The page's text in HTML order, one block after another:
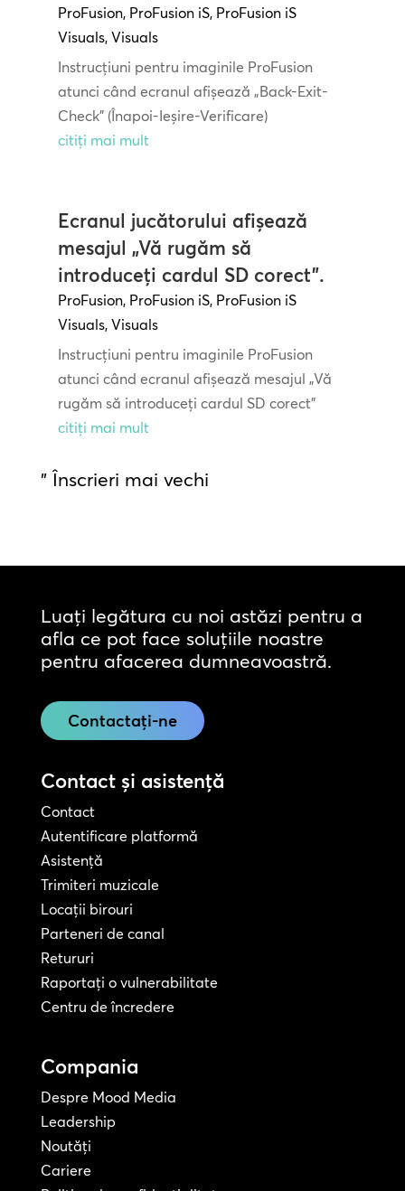
ProFusion, ProFusion iS, ProFusion iS
Visuals, Visuals
Instrucțiuni pentru imaginile ProFusion
atunci când ecranul afișează „Back-Exit-
Check” (Înapoi-Ieșire-Verificare)
citiți mai mult
Ecranul jucătorului afișează
mesajul „Vă rugăm să
introduceți cardul SD corect”.
ProFusion, ProFusion iS, ProFusion iS
Visuals, Visuals
Instrucțiuni pentru imaginile ProFusion
atunci când ecranul afișează mesajul „Vă
rugăm să introduceți cardul SD corect”
citiți mai mult
" Înscrieri mai vechi
Luați legătura cu noi astăzi pentru a
afla ce pot face soluțiile noastre
pentru afacerea dumneavoastră.
Contactați-ne
Contact și asistență
Contact
Autentificare platformă
Asistență
Trimiteri muzicale
Locații birouri
Parteneri de canal
Retururi
Raportați o vulnerabilitate
Centru de încredere
Compania
Despre Mood Media
Leadership
Noutăți
Cariere